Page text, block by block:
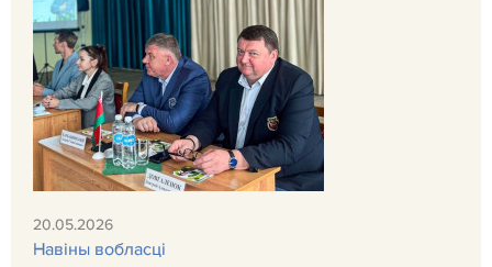
20.05.2026
Навiны вобласці